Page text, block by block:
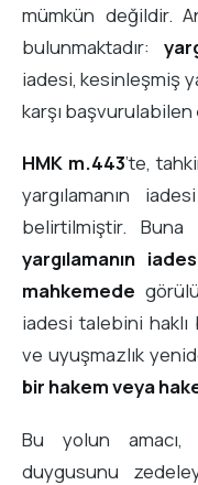
mümkün değildir.
bulunmaktadır:
iadesi, kesinleşmiş
karşı başvurulabilen
HMK m.443’te,
yargılamanın
belirtilmiştir. Buna
yargılamanın
mahkemede
iadesi talebini haklı
ve uyuşmazlık
bir hakem veya
Bu yolun amacı,
duygusunu